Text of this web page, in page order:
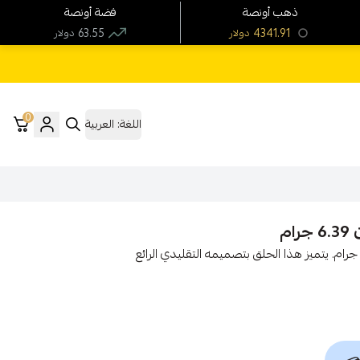
اللغة: العربية 0
بأناقة فريدة مع حلق بحريني ذهب عيار 21 الوزن 6.39 جرام. يتميز هذا الحلق بتصميمه التقليدي الرائع
فضة أونصة
دولار 63.55
ذهب أونصة
دولار 4341.91